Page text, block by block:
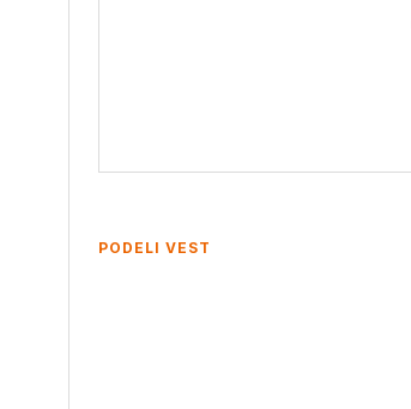
PODELI VEST